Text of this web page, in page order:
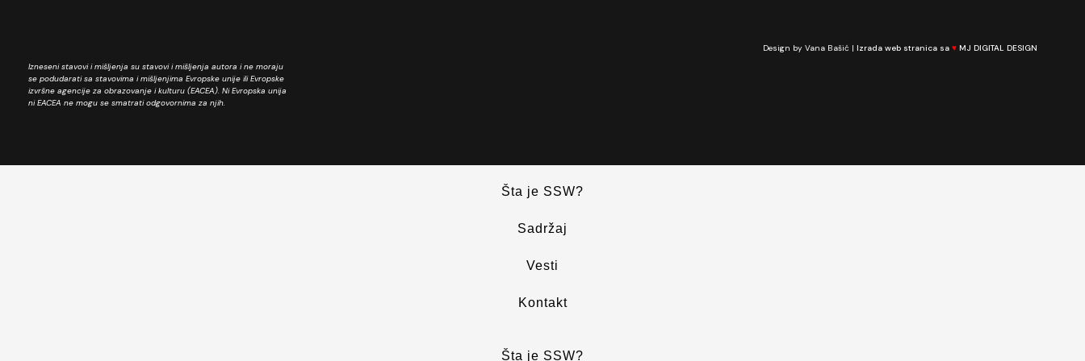
Izneseni stavovi i mišljenja su stavovi i mišljenja autora i ne moraju
se podudarati sa stavovima i mišljenjima Evropske unije ili Evropske
izvršne agencije za obrazovanje i kulturu (EACEA). Ni Evropska unija
ni EACEA ne mogu se smatrati odgovornima za njih.
Design by Vana Bašić | Izrada web stranica sa ♥MJ DIGITAL DESIGN
Šta je SSW?
Sadržaj
Vesti
Kontakt
Šta je SSW?